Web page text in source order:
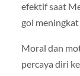
efektif saat
gol
Moral dan
percaya diri